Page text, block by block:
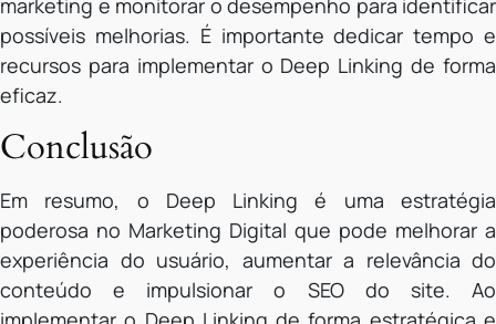
marketing e monitorar o desempenho para identificar
possíveis melhorias. É importante dedicar tempo e
recursos para implementar o Deep Linking de forma
eficaz.
Conclusão
Em resumo, o Deep Linking é uma estratégia
poderosa no Marketing Digital que pode melhorar a
experiência do usuário, aumentar a relevância do
conteúdo e impulsionar o SEO do site. Ao